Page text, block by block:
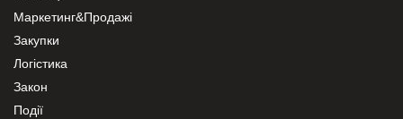
Маркетинг&Продажі
Закупки
Логістика
Закон
Події